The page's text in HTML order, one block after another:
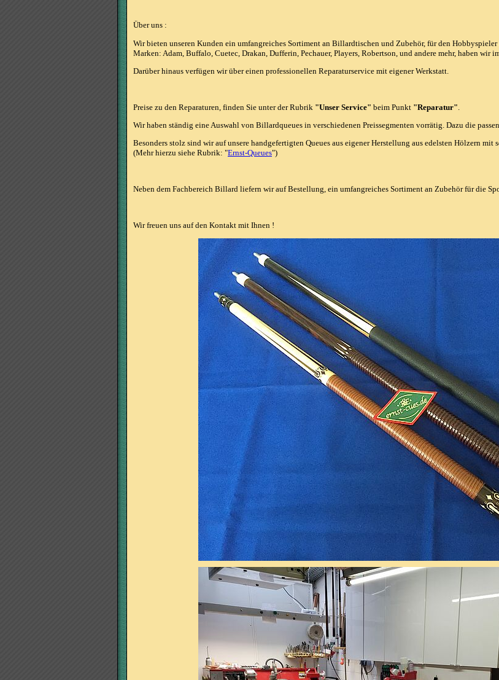
Über uns :
Wir bieten unseren Kunden ein umfangreiches Sortiment an Billardtischen und Zubehör, für den
Marken: Adam, Buffalo, Cuetec, Drakan, Dufferin, Pechauer, Players, Robertson, und andere mehr, haben wir
Darüber hinaus verfügen wir über einen professionellen Reparaturservice mit eigener Werkstatt.
Preise zu den Reparaturen, finden Sie unter der Rubrik "Unser Service" beim Punkt "Reparatur"
Wir haben ständig eine Auswahl von Billardqueues in verschiedenen Preissegmenten vorrätig. Dazu die
Besonders stolz sind wir auf unsere handgefertigten Queues aus eigener Herstellung aus edelsten Hölzern
(Mehr hierzu siehe Rubrik: "Ernst-Queues")
Neben dem Fachbereich Billard liefern wir auf Bestellung, ein umfangreiches Sortiment an Zubehör für die
Wir freuen uns auf den Kontakt mit Ihnen !